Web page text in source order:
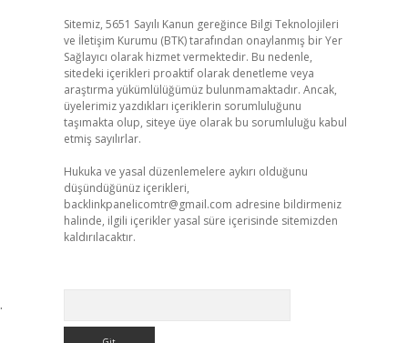
Sitemiz, 5651 Sayılı Kanun gereğince Bilgi Teknolojileri
ve İletişim Kurumu (BTK) tarafından onaylanmış bir Yer
Sağlayıcı olarak hizmet vermektedir. Bu nedenle,
sitedeki içerikleri proaktif olarak denetleme veya
araştırma yükümlülüğümüz bulunmamaktadır. Ancak,
üyelerimiz yazdıkları içeriklerin sorumluluğunu
taşımakta olup, siteye üye olarak bu sorumluluğu kabul
etmiş sayılırlar.
Hukuka ve yasal düzenlemelere aykırı olduğunu
düşündüğünüz içerikleri,
backlinkpanelicomtr@gmail.com adresine bildirmeniz
halinde, ilgili içerikler yasal süre içerisinde sitemizden
kaldırılacaktır.